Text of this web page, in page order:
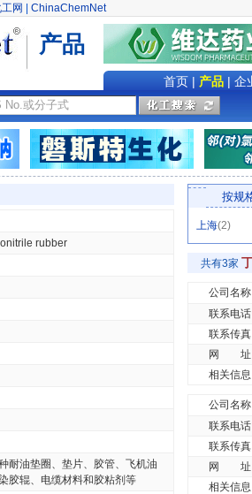
网 ChinaChemNet
产品
首页| 产品| 企
rubber
耐油垫圈、垫片、胶管、飞机油
胶辊、电缆材料和胶粘剂等
按规
上海(2)
共有3家
公司名称
联系电话
联系传真
网 址
相关信息
公司名称
联系电话
联系传真
网 址
相关信息